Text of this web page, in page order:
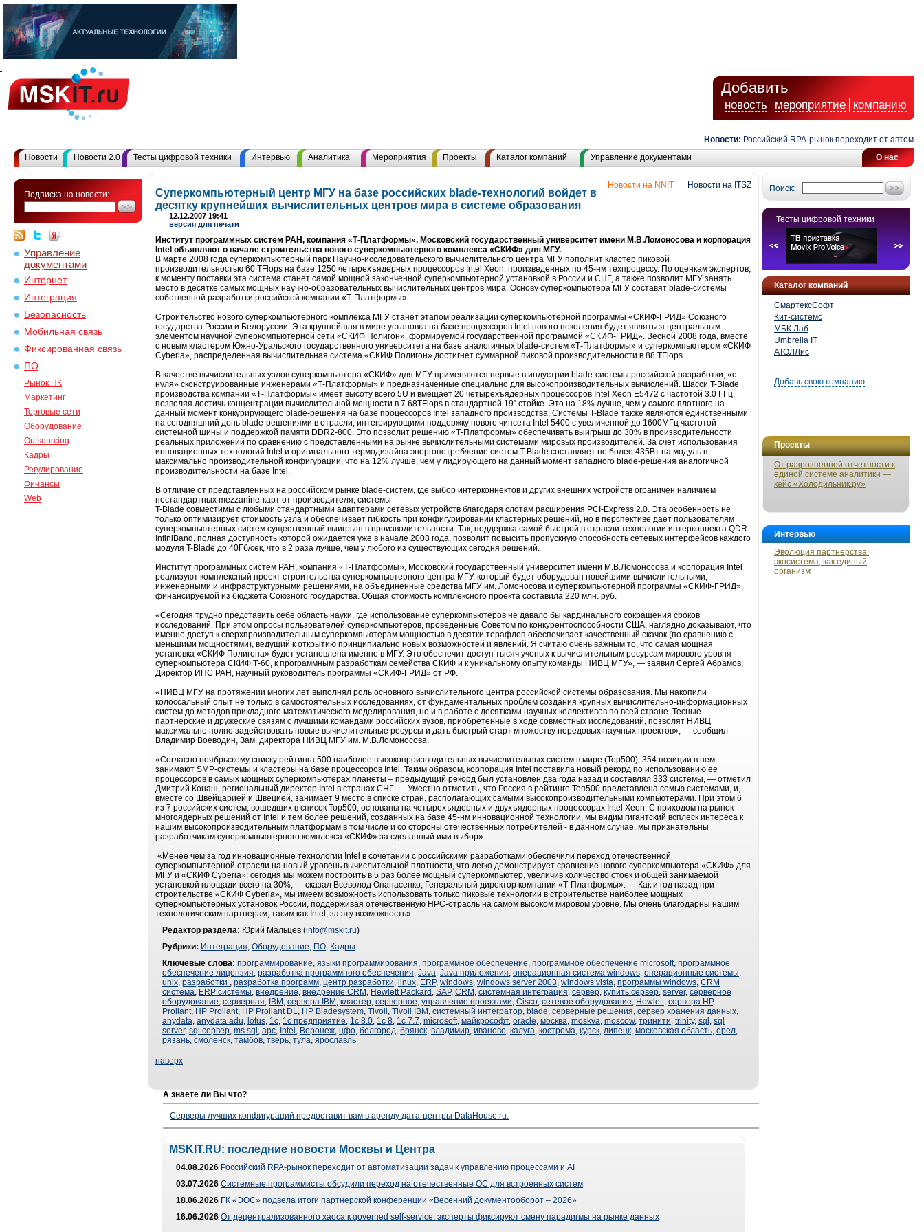
Добавить
новость мероприятие компанию
Новости: Российский RPA-рынок переходит от
О нас
Новости Новости 2.0 Тесты цифровой техники Интервью Аналитика Мероприятия Проекты Каталог компаний Управление документами
Подписка на новости:
Управление
документами
Интернет
Интеграция
Безопасность
Мобильная связь
Фиксированная связь
ПО
Рынок ПК
Маркетинг
Торговые сети
Оборудование
Outsourcing
Кадры
Регулирование
Финансы
Web
Поиск:
Тесты цифровой техники
Каталог компаний
СмартексСофт
Кит-системс
МБК Лаб
Umbrella IT
АТОЛЛис
Добавь свою компанию
Проекты
От разрозненной отчетности к
единой системе аналитики —
кейс «Холодильник.ру»
Интервью
Эволюция партнерства:
экосистема, как единый
организм
Новости на ITSZ
Новости на NNIT
Суперкомпьютерный центр МГУ на базе российских blade-технологий войдет в
десятку крупнейших вычислительных центров мира в системе образования
12.12.2007 19:41
версия для печати
Институт программных систем РАН, компания «Т-Платформы», Московский государственный университет имени М.В.Ломоносова и корпорация
Intel объявляют о начале строительства нового суперкомпьютерного комплекса «СКИФ» для МГУ.
В марте 2008 года суперкомпьютерный парк Научно-исследовательского вычислительного центра МГУ пополнит кластер пиковой
производительностью 60 TFlops на базе 1250 четырехъядерных процессоров Intel Xeon, произведенных по 45-нм техпроцессу. По оценкам экспертов,
к моменту поставки эта система станет самой мощной законченной суперкомпьютерной установкой в России и СНГ, а также позволит МГУ занять
место в десятке самых мощных научно-образовательных вычислительных центров мира. Основу суперкомпьютера МГУ составят blade-системы
собственной разработки российской компании «Т-Платформы».
Строительство нового суперкомпьютерного комплекса МГУ станет этапом реализации суперкомпьютерной программы «СКИФ-ГРИД» Союзного
государства России и Белоруссии. Эта крупнейшая в мире установка на базе процессоров Intel нового поколения будет являться центральным
элементом научной суперкомпьютерной сети «СКИФ Полигон», формируемой государственной программой «СКИФ-ГРИД». Весной 2008 года, вместе
с новым кластером Южно-Уральского государственного университета на базе аналогичных blade-систем «Т-Платформы» и суперкомпьютером «СКИФ
Cyberia», распределенная вычислительная система «СКИФ Полигон» достигнет суммарной пиковой производительности в 88 TFlops.
В качестве вычислительных узлов суперкомпьютера «СКИФ» для МГУ применяются первые в индустрии blade-системы российской разработки, «с
нуля» сконструированные инженерами «Т-Платформы» и предназначенные специально для высокопроизводительных вычислений. Шасси T-Blade
производства компании «Т-Платформы» имеет высоту всего 5U и вмещает 20 четырехъядерных процессоров Intel Xeon E5472 c частотой 3.0 ГГц,
позволяя достичь концентрации вычислительной мощности в 7.68TFlops в стандартной 19” стойке. Это на 18% лучше, чем у самого плотного на
данный момент конкурирующего blade-решения на базе процессоров Intel западного производства. Системы T-Blade также являются единственными
на сегодняшний день blade-решениями в отрасли, интегрирующими поддержку нового чипсета Intel 5400 с увеличенной до 1600МГц частотой
системной шины и поддержкой памяти DDR2-800. Это позволит решению «Т-Платформы» обеспечивать выигрыш до 30% в производительности
реальных приложений по сравнению с представленными на рынке вычислительными системами мировых производителей. За счет использования
инновационных технологий Intel и оригинального термодизайна энергопотребление систем T-Blade составляет не более 435Вт на модуль в
максимально производительной конфигурации, что на 12% лучше, чем у лидирующего на данный момент западного blade-решения аналогичной
производительности на базе Intel.
В отличие от представленных на российском рынке blade-систем, где выбор интерконнектов и других внешних устройств ограничен наличием
нестандартных mezzanine-карт от производителя, системы
T-Blade совместимы с любыми стандартными адаптерами сетевых устройств благодаря слотам расширения PCI-Express 2.0. Эта особенность не
только оптимизирует стоимость узла и обеспечивает гибкость при конфигурировании кластерных решений, но в перспективе дает пользователям
суперкомпьютерных систем существенный выигрыш в производительности. Так, поддержка самой быстрой в отрасли технологии интерконнекта QDR
InfiniBand, полная доступность которой ожидается уже в начале 2008 года, позволит повысить пропускную способность сетевых интерфейсов каждого
модуля T-Blade до 40Гб/сек, что в 2 раза лучше, чем у любого из существующих сегодня решений.
Институт программных систем РАН, компания «Т-Платформы», Московский государственный университет имени М.В.Ломоносова и корпорация Intel
реализуют комплексный проект строительства суперкомпьютерного центра МГУ, который будет оборудован новейшими вычислительными,
инженерными и инфраструктурными решениями, на объединенные средства МГУ им. Ломоносова и суперкомпьютерной программы «СКИФ-ГРИД»,
финансируемой из бюджета Союзного государства. Общая стоимость комплексного проекта составила 220 млн. руб.
«Сегодня трудно представить себе область науки, где использование суперкомпьютеров не давало бы кардинального сокращения сроков
исследований. При этом опросы пользователей суперкомпьютеров, проведенные Советом по конкурентоспособности США, наглядно доказывают, что
именно доступ к сверхпроизводительным суперкомпьютерам мощностью в десятки терафлоп обеспечивает качественный скачок (по сравнению с
меньшими мощностями), ведущий к открытию принципиально новых возможностей и явлений. Я считаю очень важным то, что самая мощная
установка «СКИФ Полигона» будет установлена именно в МГУ. Это обеспечит доступ тысяч ученых к вычислительным ресурсам мирового уровня
суперкомпьютера СКИФ Т-60, к программным разработкам семейства СКИФ и к уникальному опыту команды НИВЦ МГУ», — заявил Сергей Абрамов,
Директор ИПС РАН, научный руководитель программы «СКИФ-ГРИД» от РФ.
«НИВЦ МГУ на протяжении многих лет выполнял роль основного вычислительного центра российской системы образования. Мы накопили
колоссальный опыт не только в самостоятельных исследованиях, от фундаментальных проблем создания крупных вычислительно-информационных
систем до методов прикладного математического моделирования, но и в работе с десятками научных коллективов по всей стране. Тесные
партнерские и дружеские связям с лучшими командами российских вузов, приобретенные в ходе совместных исследований, позволят НИВЦ
максимально полно задействовать новые вычислительные ресурсы и дать быстрый старт множеству передовых научных проектов», — сообщил
Владимир Воеводин, Зам. директора НИВЦ МГУ им. М.В.Ломоносова.
«Согласно ноябрьскому списку рейтинга 500 наиболее высокопроизводительных вычислительных систем в мире (Top500), 354 позиции в нем
занимают SMP-системы и кластеры на базе процессоров Intel. Таким образом, корпорация Intel поставила новый рекорд по использованию ее
процессоров в самых мощных суперкомпьютерах планеты – предыдущий рекорд был установлен два года назад и составлял 333 системы, — отметил
Дмитрий Конаш, региональный директор Intel в странах СНГ. — Уместно отметить, что Россия в рейтинге Топ500 представлена семью системами, и,
вместе со Швейцарией и Швецией, занимает 9 место в списке стран, располагающих самыми высокопроизводительными компьютерами. При этом 6
из 7 российских систем, вошедших в список Тор500, основаны на четырехъядерных и двухъядерных процессорах Intel Xeon. С приходом на рынок
многоядерных решений от Intel и тем более решений, созданных на базе 45-нм инновационной технологии, мы видим гигантский всплеск интереса к
нашим высокопроизводительным платформам в том числе и со стороны отечественных потребителей - в данном случае, мы признательны
разработчикам суперкомпьютерного комплекса «СКИФ» за сделанный ими выбор».
«Менее чем за год инновационные технологии Intel в сочетании с российскими разработками обеспечили переход отечественной
суперкомпьютерной отрасли на новый уровень вычислительной плотности, что легко демонстрирует сравнение нового суперкомпьютера «СКИФ» для
МГУ и «СКИФ Cyberia»: сегодня мы можем построить в 5 раз более мощный суперкомпьютер, увеличив количество стоек и общей занимаемой
установкой площади всего на 30%, — сказал Всеволод Опанасенко, Генеральный директор компании «Т-Платформы». — Как и год назад при
строительстве «СКИФ Cyberia», мы имеем возможность использовать только пиковые технологии в строительстве наиболее мощных
суперкомпьютерных установок России, поддерживая отечественную HPC-отрасль на самом высоком мировом уровне. Мы очень благодарны нашим
технологическим партнерам, таким как Intel, за эту возможность».
Редактор раздела: Юрий Мальцев (info@mskit.ru)
Рубрики: Интеграция, Оборудование, ПО, Кадры
Ключевые слова: программирование, языки программирования, программное обеспечение, программное обеспечение microsoft, программное
обеспечение лицензия, разработка программного обеспечения, Java, Java приложения, операционная система windows, операционные системы,
unix, разработки , разработка программ, центр разработки, linux, ERP, windows, windows server 2003, windows vista, программы windows, CRM
система, ERP системы, внедрение, внедрение CRM , Hewlett Packard , SAP, CRM , системная интеграция, сервер, купить сервер, server, серверное
оборудование, серверная, IBM , сервера IBM , кластер, серверное, управление проектами, Cisco, сетевое оборудование, Hewlett, сервера HP,
Proliant, HP Proliant, HP Proliant DL, HP Bladesystem, Tivoli, Tivoli IBM , системный интегратор, blade, серверные решения, сервер хранения данных,
anydata, anydata adu, lotus, 1с, 1с предприятие, 1с 8.0, 1с 8, 1с 7.7, microsoft, майкрософт, oracle, москва, moskva, moscow, тринити, trinity, sql , sql
server, sql сервер, ms sql , apc, Intel , Воронеж, цфо, белгород, брянск, владимир, иваново, калуга, кострома, курск, липецк, московская область, орел,
рязань, смоленск, тамбов, тверь, тула, ярославль
наверх
А знаете ли Вы что?
Серверы лучших конфигураций предоставит вам в аренду дата-центры DataHouse.ru.
MSKIT.RU: последние новости Москвы и Центра
04.08.2026 Российский RPA-рынок переходит от автоматизации задач к управлению процессами и AI
03.07.2026 Системные программисты обсудили переход на отечественные ОС для встроенных систем
18.06.2026 ГК «ЭОС» подвела итоги партнерской конференции «Весенний документооборот – 2026»
16.06.2026 От децентрализованного хаоса к governed self-service: эксперты фиксируют смену парадигмы на рынке данных